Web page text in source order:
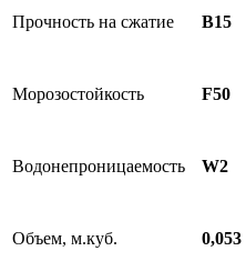
Прочность на сжатие B15
Морозостойкость F50
Водонепроницаемость W2
Объем, м.куб. 0,053